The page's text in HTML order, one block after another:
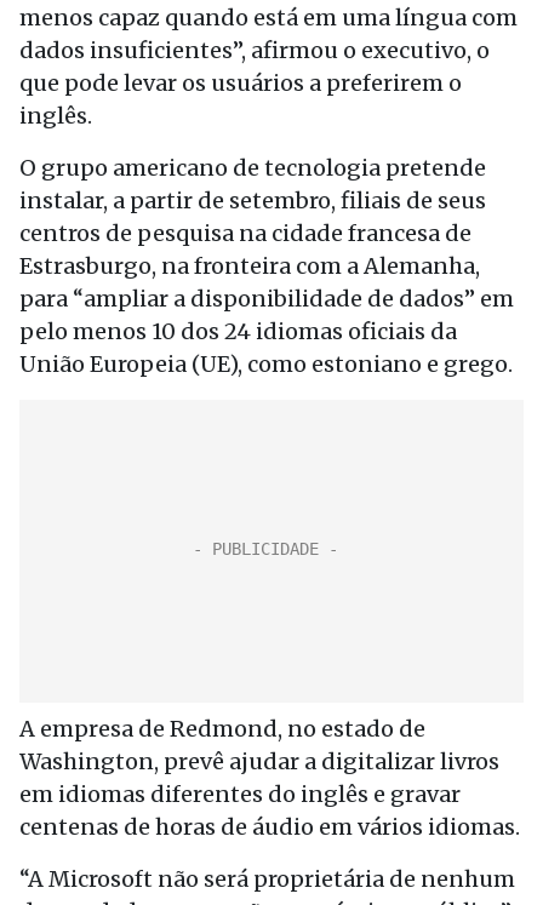
menos capaz quando está em uma língua com
dados insuficientes”, afirmou o executivo, o
que pode levar os usuários a preferirem o
inglês.
O grupo americano de tecnologia pretende
instalar, a partir de setembro, filiais de seus
centros de pesquisa na cidade francesa de
Estrasburgo, na fronteira com a Alemanha,
para “ampliar a disponibilidade de dados” em
pelo menos 10 dos 24 idiomas oficiais da
União Europeia (UE), como estoniano e grego.
A empresa de Redmond, no estado de
Washington, prevê ajudar a digitalizar livros
em idiomas diferentes do inglês e gravar
centenas de horas de áudio em vários idiomas.
“A Microsoft não será proprietária de nenhum